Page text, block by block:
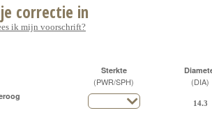
NIEUWE KLANT
correctie in
ik mijn voorschrift?
Sterkte
(PWR/SPH) (DIA)